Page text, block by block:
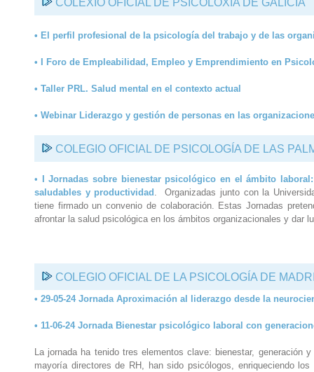
COLEXIO OFICIAL DE PSICOLOXÍA DE GALICIA
• El perfil profesional de la psicología del trabajo y de las
• I Foro de Empleabilidad, Empleo y Emprendimiento en
• Taller PRL. Salud mental en el contexto actual
• Webinar Liderazgo y gestión de personas en las
COLEGIO OFICIAL DE PSICOLOGÍA DE LAS
•
I Jornadas sobre bienestar psicológico en el ámbito
saludables y productividad
. Organizadas junto con la
tiene firmado un convenio de colaboración. Estas Jornadas
afrontar la salud psicológica en los ámbitos organizacionales y dar
COLEGIO OFICIAL DE LA PSICOLOGÍA DE
• 29-05-24 Jornada Aproximación al liderazgo desde la
• 11-06-24 Jornada Bienestar psicológico laboral con
La jornada ha tenido tres elementos clave: bienestar, generación
mayoría directores de RH, han sido psicólogos, enriqueciendo